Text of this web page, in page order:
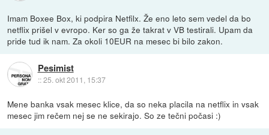
Imam Boxee Box, ki podpira Netfilx. Že eno leto sem vedel da bo
netflix prišel v evropo. Ker so ga že takrat v VB testirali. Upam da
pride tud ik nam. Za okoli 10EUR na mesec bi bilo zakon.
Pesimist
::25. okt 2011, 15:37
Mene banka vsak mesec klice, da so neka placila na netflix in vsak
mesec jim rečem nej se ne sekirajo. So ze tečni počasi :)